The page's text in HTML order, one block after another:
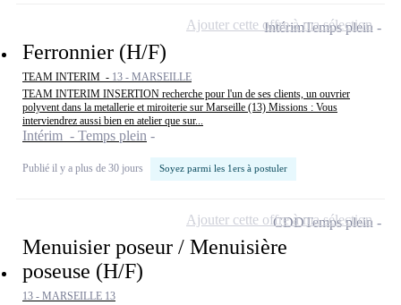
Ferronnier (H/F)
TEAM INTERIM - 13 - MARSEILLE
TEAM INTERIM INSERTION recherche pour l'un de ses clients, un ouvrier
polyvent dans la metallerie et miroiterie sur Marseille (13) Missions : Vous
interviendrez aussi bien en atelier que sur...
Intérim - Temps plein
Publié il y a plus de 30 jours Soyez parmi les 1ers à postuler
IntérimTemps plein
Ajouter cette offre à ma sélection
Menuisier poseur / Menuisière
poseuse (H/F)
13 - MARSEILLE 13
CDDTemps plein
Ajouter cette offre à ma sélection